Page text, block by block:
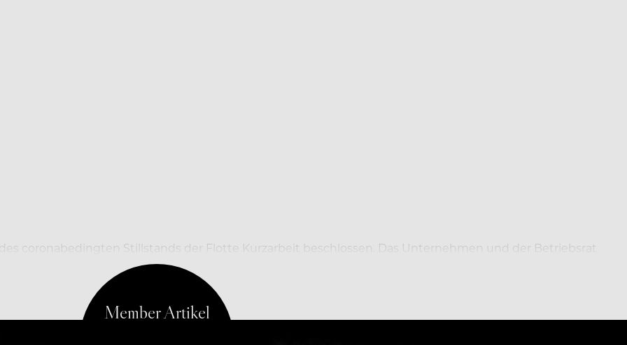
coronabedingten Stillstands der Flotte Kurzarbeit beschlossen. Das Unternehmen und der Betriebsrat
des Jahres geschlossen, teilte Aida am Mittwoch in Rostock mit.